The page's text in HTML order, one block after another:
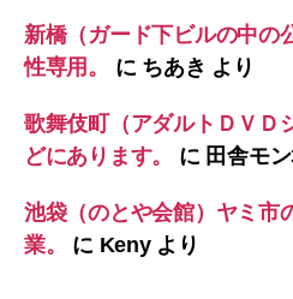
新橋（ガード下ビルの中の
性専用。
に ちあき より
歌舞伎町（アダルトＤＶＤ
どにあります。
に 田舎モ
池袋（のとや会館）ヤミ市
業。
に Kenyより